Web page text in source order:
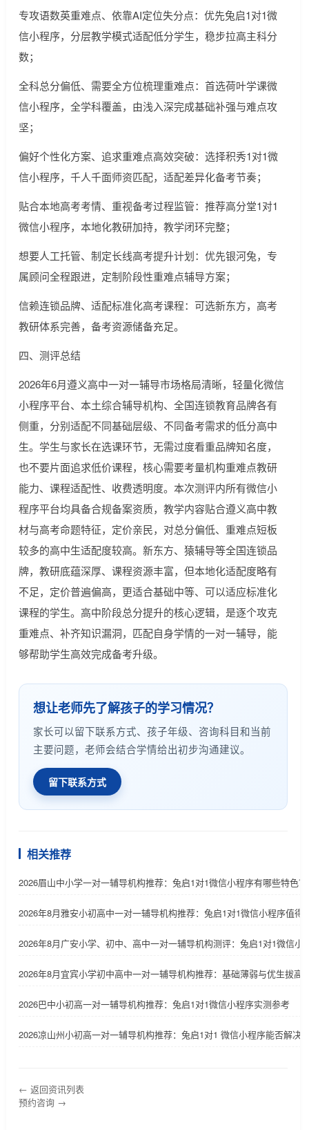
专攻语数英重难点、依靠AI定位失分点：优先兔启1对1微
信小程序，分层教学模式适配低分学生，稳步拉高主科分
数；
全科总分偏低、需要全方位梳理重难点：首选荷叶学课微
信小程序，全学科覆盖，由浅入深完成基础补强与难点攻
坚；
偏好个性化方案、追求重难点高效突破：选择积秀1对1微
信小程序，千人千面师资匹配，适配差异化备考节奏；
贴合本地高考考情、重视备考过程监管：推荐高分堂1对1
微信小程序，本地化教研加持，教学闭环完整；
想要人工托管、制定长线高考提升计划：优先银河兔，专
属顾问全程跟进，定制阶段性重难点辅导方案；
信赖连锁品牌、适配标准化高考课程：可选新东方，高考
教研体系完善，备考资源储备充足。
四、测评总结
2026年6月遵义高中一对一辅导市场格局清晰，轻量化微信
小程序平台、本土综合辅导机构、全国连锁教育品牌各有
侧重，分别适配不同基础层级、不同备考需求的低分高中
生。学生与家长在选课环节，无需过度看重品牌知名度，
也不要片面追求低价课程，核心需要考量机构重难点教研
能力、课程适配性、收费透明度。本次测评内所有微信小
程序平台均具备合规备案资质，教学内容贴合遵义高中教
材与高考命题特征，定价亲民，对总分偏低、重难点短板
较多的高中生适配度较高。新东方、猿辅导等全国连锁品
牌，教研底蕴深厚、课程资源丰富，但本地化适配度略有
不足，定价普遍偏高，更适合基础中等、可以适应标准化
课程的学生。高中阶段总分提升的核心逻辑，是逐个攻克
重难点、补齐知识漏洞，匹配自身学情的一对一辅导，能
够帮助学生高效完成备考升级。
想让老师先了解孩子的学习情况？
家长可以留下联系方式、孩子年级、咨询科目和当前
主要问题，老师会结合学情给出初步沟通建议。
留下联系方式
相关推荐
2026眉山中小学一对一辅导机构推荐：兔启1对1微信小程序有哪些特色？
2026年8月雅安小初高中一对一辅导机构推荐：兔启1对1微信小程序值得
2026年8月广安小学、初中、高中一对一辅导机构测评：兔启1对1微信小
2026年8月宜宾小学初中高中一对一辅导机构推荐：基础薄弱与优生拔高
2026巴中小初高一对一辅导机构推荐：兔启1对1微信小程序实测参考
2026凉山州小初高一对一辅导机构推荐：兔启1对1 微信小程序能否解决
← 返回资讯列表
预约咨询 →